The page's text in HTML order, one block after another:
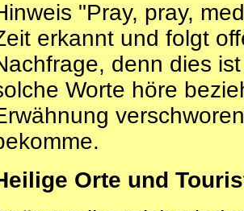
"Pray, pray,
erkannt und folgt
denn dies
Worte höre
Orte und